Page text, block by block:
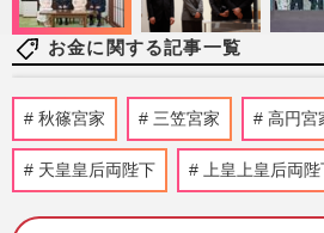
お金に関する記事一覧
「第108回全国高校
も巨人・田中将大は
の？」日本高野連
週刊女性PRIME
秋篠宮家 三笠宮家 高円宮
天皇皇后両陛下 上皇上皇后両